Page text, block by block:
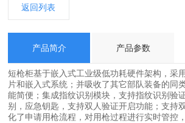
返回列表
产品简介 产品参数
短枪柜基于嵌入式工业级低功耗硬件架构，采
片和嵌入式系统；并吸收了其它部队装备的同
能简便；集成指纹识别模块，支持指纹识别验
别，应急钥匙，支持双人验证开启功能；支持
化了申请用枪流程，对用枪过程进行实时管控